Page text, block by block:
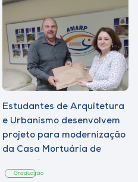
Estudantes de Arquitetura
e Urbanismo desenvolvem
projeto para modernização
da Casa Mortuária de
Graduação